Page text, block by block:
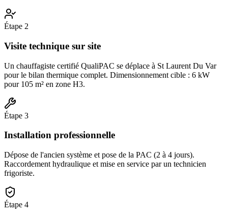
Étape 2
Visite technique sur site
Un chauffagiste certifié QualiPAC se déplace à St Laurent Du Var
pour le bilan thermique complet. Dimensionnement cible : 6 kW
pour 105 m² en zone H3.
Étape 3
Installation professionnelle
Dépose de l'ancien système et pose de la PAC (2 à 4 jours).
Raccordement hydraulique et mise en service par un technicien
frigoriste.
Étape 4